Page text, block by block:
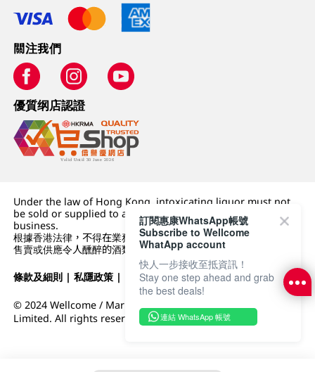
關注我們
優質纲店認證
Under the law of Hong Kong, intoxicating liquor must not
be sold or supplied to a minor (under 18) in the course of
business.
根據香港法律，不得在業務過程中，向未成年人 (18 歲以下人士)
售賣或供應令人醺醉的酒類。
條款及細則 |私隱政策 | DFI零售集團
© 2024 Wellcome / Market Place. The Dairy Farm Company
Limited. All rights reserved.
訂閱惠康WhatsApp帳號
Subscribe to Wellcome
WhatApp account
快人一步接收至抵資訊！
Stay one step ahead and grab
the best deals!
連結 WhatsApp 帳號